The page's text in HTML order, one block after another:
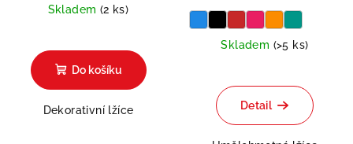
Skladem (2 ks)
Do košíku
Dekorativní lžíce
Skladem (>5 ks)
Detail